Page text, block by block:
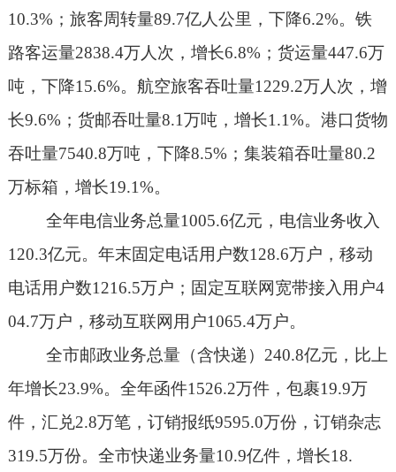
10.3%；旅客周转量89.7亿人公里，下降6.2%。铁
路客运量2838.4万人次，增长6.8%；货运量447.6万
吨，下降15.6%。航空旅客吞吐量1229.2万人次，增
长9.6%；货邮吞吐量8.1万吨，增长1.1%。港口货物
吞吐量7540.8万吨，下降8.5%；集装箱吞吐量80.2
万标箱，增长19.1%。
全年电信业务总量1005.6亿元，电信业务收入
120.3亿元。年末固定电话用户数128.6万户，移动
电话用户数1216.5万户；固定互联网宽带接入用户4
04.7万户，移动互联网用户1065.4万户。
全市邮政业务总量（含快递） 240.8亿元，比上
年增长23.9%。全年函件1526.2万件，包裹19.9万
件，汇兑2.8万笔，订销报纸9595.0万份，订销杂志
319.5万份。全市快递业务量10.9亿件，增长18.